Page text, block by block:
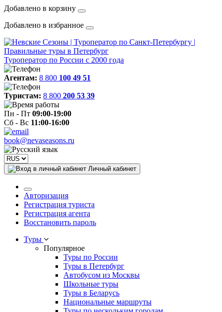
Добавлено в корзину
Добавлено в избранное
Туроператор по России с 2000 года
Агентам: 8 800 100 49 51
Туристам: 8 800 200 53 39
Пн - Пт 09:00-19:00
Сб - Вс 11:00-16:00
book@nevaseasons.ru
Личный кабинет
Авторизация
Регистрация туриста
Регистрация агента
Восстановить пароль
Туры
Популярное
Туры по России
Туры в Петербург
Автобусом из Москвы
Школьные туры
Туры в Беларусь
Национальные маршруты